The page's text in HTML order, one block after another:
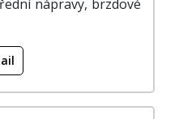
nápravy, brzdové